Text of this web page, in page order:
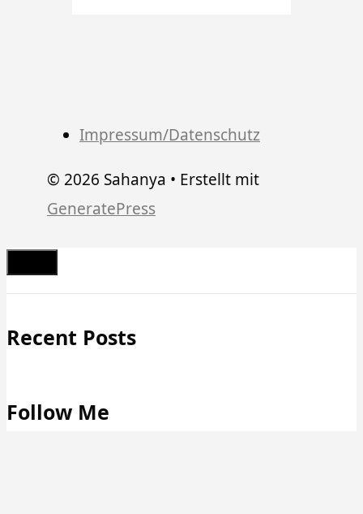
Impressum/Datenschutz
© 2026 Sahanya • Erstellt mit
GeneratePress
Schließen
Recent Posts
Follow Me